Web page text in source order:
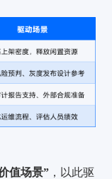
值场景” ，以此驱